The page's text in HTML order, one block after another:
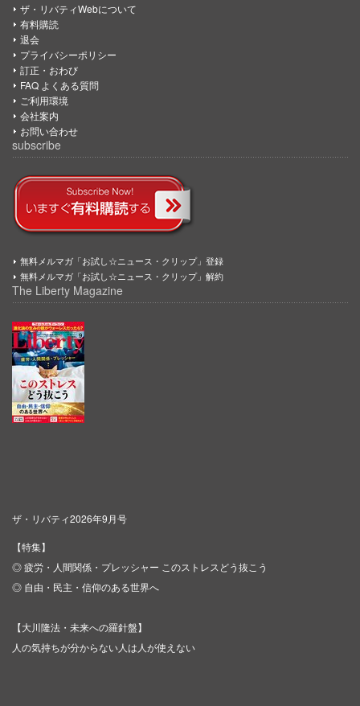
ザ・リバティWebについて
有料購読
退会
プライバシーポリシー
訂正・おわび
FAQ よくある質問
ご利用環境
会社案内
お問い合わせ
subscribe
無料メルマガ「お試し☆ニュース・クリップ」登録
無料メルマガ「お試し☆ニュース・クリップ」解約
The Liberty Magazine
ザ・リバティ2026年9月号
【特集】
◎ 疲労・人間関係・プレッシャー このストレスどう抜こう
◎ 自由・民主・信仰のある世界へ
【大川隆法・未来への羅針盤】
人の気持ちが分からない人は人が使えない